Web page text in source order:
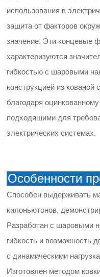
использования в
защита от факторов
значение. Эти концевые
характеризуются
гибкостью с шаровыми
конструкцией из кованой
благодаря
подходящими для
электрических системах.
Особенности
Способен выдерживать
килоньютонов,
Разработан с шаровыми
гибкость и возможность
с динамическими
Изготовлен методом